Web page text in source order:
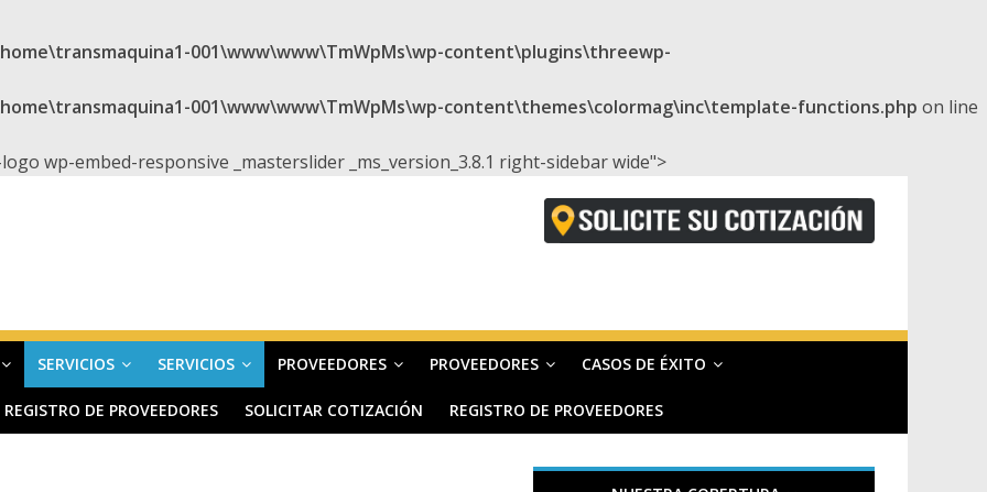
001\www\www\TmWpMs\wp-content\plugins\threewp-
001\www\www\TmWpMs\wp-content\themes\colormag\inc\template-functions.php on line
wp-embed-responsive _masterslider _ms_version_3.8.1 right-sidebar wide">
SERVICIOS SERVICIOS PROVEEDORES PROVEEDORES CASOS DE ÉXITO
REGISTRO DE PROVEEDORES SOLICITAR COTIZACIÓN REGISTRO DE PROVEEDORES